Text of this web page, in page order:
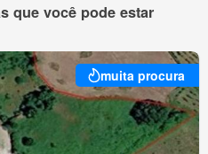
que você pode estar
muita procura